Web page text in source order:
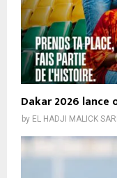
Dakar 2026
by EL HADJI MALICK